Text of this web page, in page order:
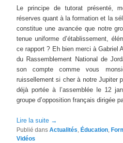
Le principe de tutorat présenté,
réserves quant à la formation et la
constitue une avancée que notre
tenue uniforme d’établissement,
ce rapport ? Eh bien merci à Gabriel
du Rassemblement National de
son compte comme vous
ruissellement si cher à notre Jupiter
déjà portée à l’assemblée le 12
groupe d’opposition français dirigée
Lire la suite →
Publié dans Actualités, Éducation,
Vidéos